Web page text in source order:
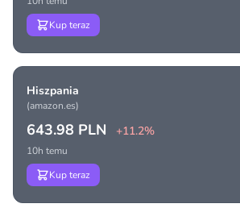
Kup teraz
Hiszpania
(amazon.es)
643.98 PLN +11.2%
10h temu
Kup teraz